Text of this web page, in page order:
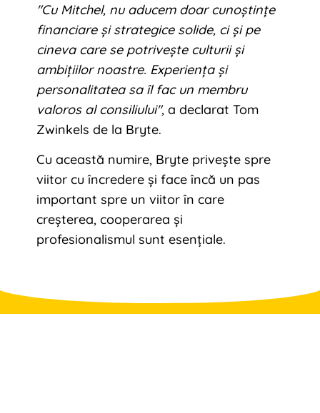
"Cu Mitchel, nu aducem doar cunoștințe
financiare și strategice solide, ci și pe
cineva care se potrivește culturii și
ambițiilor noastre. Experiența și
personalitatea sa îl fac un membru
valoros al consiliului",a declarat Tom
Zwinkels de la Bryte.
Cu această numire, Bryte privește spre
viitor cu încredere și face încă un pas
important spre un viitor în care
creșterea, cooperarea și
profesionalismul sunt esențiale.